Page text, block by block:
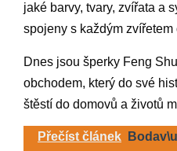
jaké barvy, tvary, zvířata a
spojeny s každým
Dnes jsou šperky Feng
obchodem, který do své
štěstí do domovů a životů
Přečíst článek